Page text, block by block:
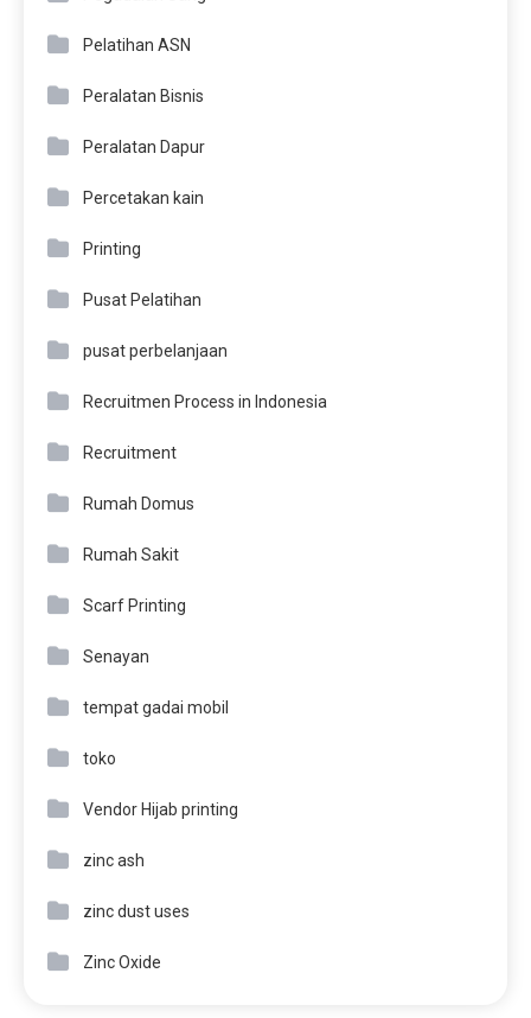
Pelatihan ASN
Peralatan Bisnis
Peralatan Dapur
Percetakan kain
Printing
Pusat Pelatihan
pusat perbelanjaan
Recruitmen Process in Indonesia
Recruitment
Rumah Domus
Rumah Sakit
Scarf Printing
Senayan
tempat gadai mobil
toko
Vendor Hijab printing
zinc ash
zinc dust uses
Zinc Oxide